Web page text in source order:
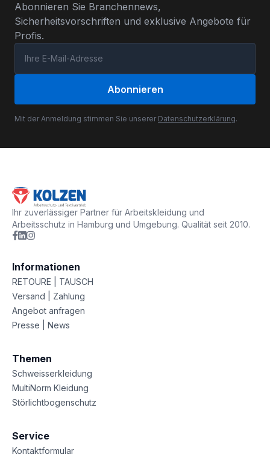
Abonnieren Sie Branchennews,
Sicherheitsvorschriften und exklusive Angebote für
Profis.
Abonnieren
Mit der Anmeldung stimmen Sie unserer Datenschutzerklärung.
Ihr zuverlässiger Partner für Arbeitskleidung und
Arbeitsschutz in Hamburg und Umgebung. Qualität seit 2010.
Informationen
RETOURE | TAUSCH
Versand | Zahlung
Angebot anfragen
Presse | News
Themen
Schweisserkleidung
MultiNorm Kleidung
Störlichtbogenschutz
Service
Kontaktformular